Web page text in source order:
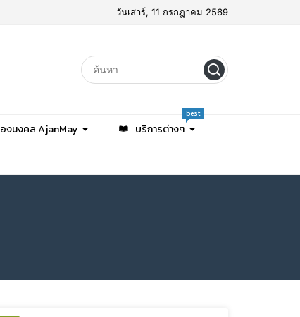
วันเสาร์, 11 กรกฎาคม 2569
งมงคล AjanMay บริการต่างๆ
best